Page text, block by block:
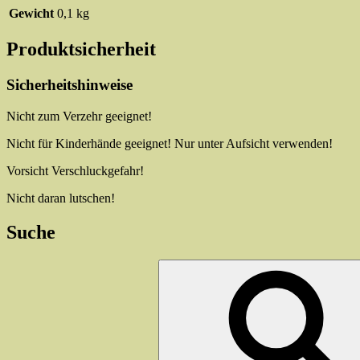
Gewicht 0,1 kg
Produktsicherheit
Sicherheitshinweise
Nicht zum Verzehr geeignet!
Nicht für Kinderhände geeignet! Nur unter Aufsicht verwenden!
Vorsicht Verschluckgefahr!
Nicht daran lutschen!
Suche